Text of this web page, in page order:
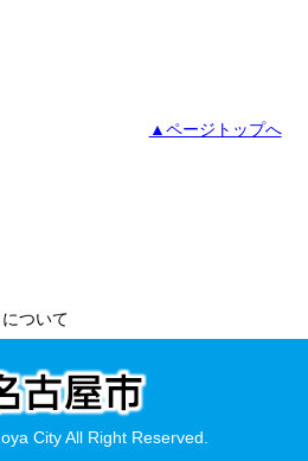
▲ページトップへ
ついて
City All Right Reserved.